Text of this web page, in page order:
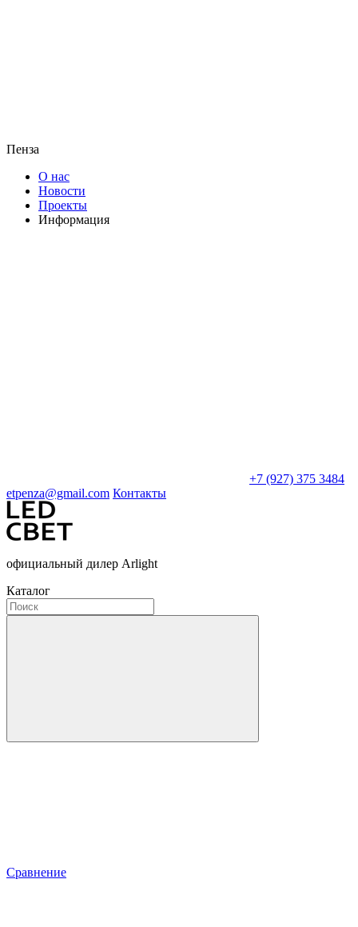
Пенза
О нас
Новости
Проекты
Информация
+7 (927) 375 3484
etpenza@gmail.com Контакты
официальный дилер Arlight
Каталог
Сравнение